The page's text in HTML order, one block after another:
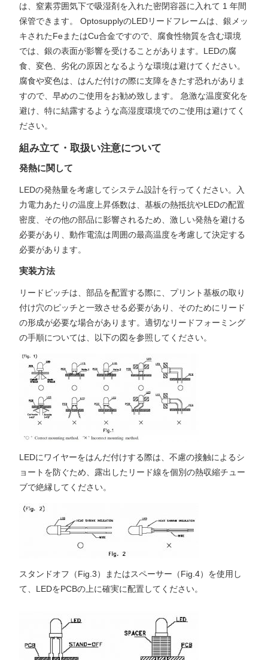
は、窒素雰囲気下で吸湿剤を入れた密閉容器に入れて 1 年間
保管できます。 OptosupplyのLEDリードフレームは、銀メッ
キされたFeまたはCu合金ですので、腐食性物質を含む環境
では、銀の表面が影響を受けることがあります。LEDの腐
食、変色、劣化の原因となるような環境は避けてください。
腐食や変色は、はんだ付けの際に支障をきたす恐れがありま
すので、早めのご使用をお勧め致します。 急激な温度変化を
避け、特に結露するような高湿度環境でのご使用は避けてく
ださい。
組み立て・取扱い注意について
発熱に関して
LEDの発熱量を考慮してシステム設計を行ってください。入
力電力あたりの温度上昇係数は、基板の熱抵抗やLEDの配置
密度、その他の部品に影響されるため、激しい発熱を避ける
必要があり、動作電流は周囲の最高温度を考慮して決定する
必要があります。
実装方法
リードピッチは、部品を配置する際に、プリント基板の取り
付け穴のピッチと一致させる必要があり、そのためにリード
の形成が必要な場合があります。適切なリードフォーミング
の手順については、以下の図を参照してください。
LEDにワイヤーをはんだ付けする際は、不慮の接触によるシ
ョートを防ぐため、露出したリード線を個別の熱収縮チュー
ブで絶縁してください。
スタンドオフ（Fig.3）またはスペーサー（Fig.4）を使用し
て、LEDをPCBの上に確実に配置してください。